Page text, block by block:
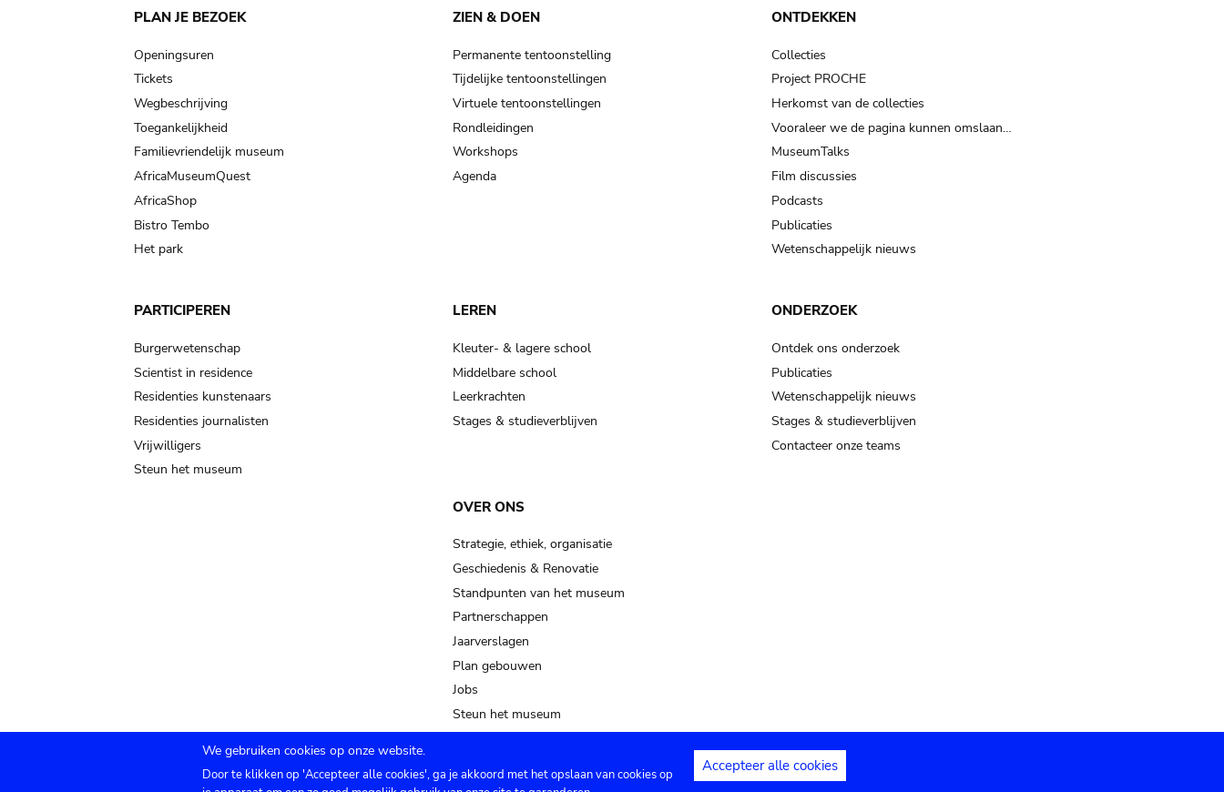
frying pan
frying pan; roaster pan
cup; holllow vessel
cooking-pot
jar; mud?
soil, earth
Main
navigation
PLAN JE BEZOEK
Openingsuren
Tickets
Wegbeschrijving
Toegankelijkheid
Familievriendelijk museum
AfricaMuseumQuest
AfricaShop
Bistro Tembo
Het park
ZIEN & DOEN
Permanente tentoonstelling
Tijdelijke tentoonstellingen
Virtuele tentoonstellingen
Rondleidingen
Workshops
Agenda
ONTDEKKEN
Collecties
Project PROCHE
Herkomst van de collecties
Vooraleer we de pagina kunnen omslaan…
MuseumTalks
Film discussies
Podcasts
Publicaties
Wetenschappelijk nieuws
PARTICIPEREN
Burgerwetenschap
Scientist in residence
Residenties kunstenaars
Residenties journalisten
Vrijwilligers
Steun het museum
LEREN
Kleuter- & lagere school
Middelbare school
Leerkrachten
Stages & studieverblijven
ONDERZOEK
Ontdek ons onderzoek
Publicaties
Wetenschappelijk nieuws
Stages & studieverblijven
Contacteer onze teams
OVER ONS
Strategie, ethiek, organisatie
Geschiedenis & Renovatie
Standpunten van het museum
Partnerschappen
Jaarverslagen
Plan gebouwen
Jobs
Steun het museum
We gebruiken cookies op onze website.
Door te klikken op 'Accepteer alle cookies', ga je akkoord met het opslaan van cookies op
Accepteer alle cookies